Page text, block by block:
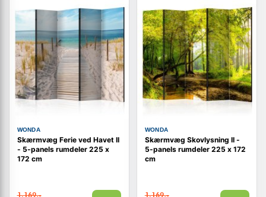
WONDA
Skærmvæg Ferie ved Havet II
- 5-panels rumdeler 225 x
172 cm
1.169,-
WONDA
Skærmvæg Skovlysning II -
5-panels rumdeler 225 x 172
cm
1.169,-